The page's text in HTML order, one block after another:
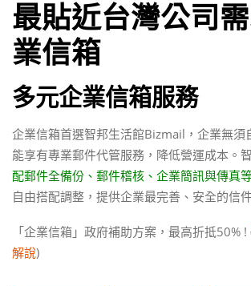
最貼近台灣公司
業信箱
多元企業信箱服務
企業信箱首選智邦生活館Bizmail，企業無須
能享有專業郵件代管服務，降低營運成本。
配郵件全備份、郵件稽核、企業簡訊與傳真
自由搭配調整，提供企業最完善、安全的信
「企業信箱」政府補助方案，最高折抵50% !
解說)